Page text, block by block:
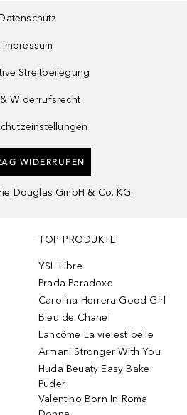
Datenschutz
Impressum
Streitbeilegung
Widerrufsrecht
WIDERRUFEN
Douglas GmbH & Co. KG.
TOP PRODUKTE
YSL Libre
Prada Paradoxe
Carolina Herrera Good Girl
Bleu de Chanel
Lancôme La vie est belle
Armani Stronger With You
Huda Beuaty Easy Bake
Puder
Valentino Born In Roma